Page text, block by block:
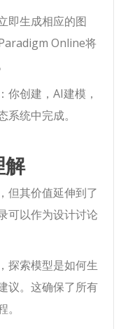
即生成相应的图
Online将
你创建，AI建模，
统中完成。
解
但其价值延伸到了
可以作为设计讨论
探索模型是如何生
议。这确保了所有